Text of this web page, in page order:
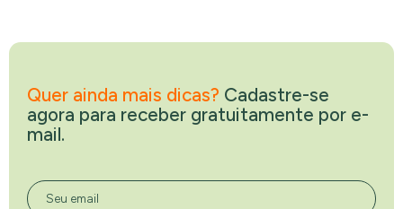
Quer ainda mais dicas? Cadastre-se
agora para receber gratuitamente por e-
mail.
Seu email